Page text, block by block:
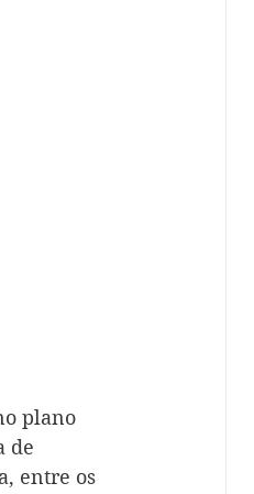
plano
de
entre os